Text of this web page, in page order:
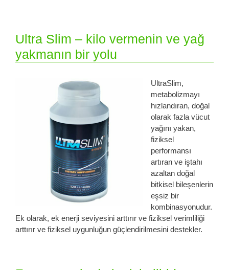
Ultra Slim – kilo vermenin ve yağ
yakmanın bir yolu
UltraSlim,
metabolizmayı
hızlandıran, doğal
olarak fazla vücut
yağını yakan,
fiziksel
performansı
artıran ve iştahı
azaltan doğal
bitkisel bileşenlerin
eşsiz bir
kombinasyonudur.
Ek olarak, ek enerji seviyesini arttırır ve fiziksel verimliliği
arttırır ve fiziksel uygunluğun güçlendirilmesini destekler.